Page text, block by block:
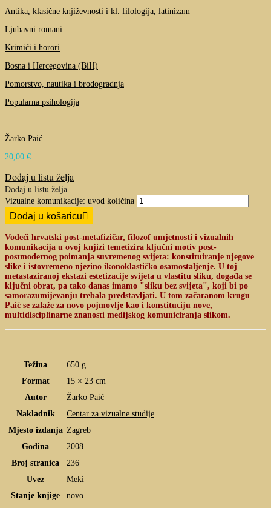
Antika, klasične književnosti i kl. filologija, latinizam
Ljubavni romani
Krimići i horori
Bosna i Hercegovina (BiH)
Pomorstvo, nautika i brodogradnja
Popularna psihologija
Žarko Paić
20,00 €
Dodaj u listu želja
Dodaj u listu želja
Vizualne komunikacije: uvod količina
Dodaj u košaricu
Vodeći hrvatski post-metafizičar, filozof umjetnosti i vizualnih
komunikacija u ovoj knjizi temetizira ključni motiv post-
postmodernog poimanja suvremenog svijeta: konstituiranje njegove
slike i istovremeno njezino ikonoklastičko osamostaljenje. U toj
metastaziranoj ekstazi estetizacije svijeta u vlastitu sliku, događa se
ključni obrat, pa tako danas imamo "sliku bez svijeta", koji bi po
samorazumijevanju trebala predstavljati. U tom začaranom krugu
Paić se zalaže za novo pojmovlje kao i konstituciju nove,
multidisciplinarne znanosti medijskog komuniciranja slikom.
Težina
650 g
Format
15 × 23 cm
Autor
Žarko Paić
Nakladnik
Centar za vizualne studije
Mjesto izdanja Zagreb
Godina
2008.
Broj stranica
236
Uvez
Meki
Stanje knjige
novo